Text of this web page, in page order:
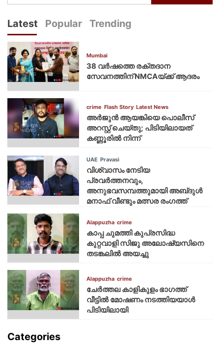
Latest Popular Trending
Mumbai
38 വർഷത്തെ രക്തദാന
സേവനത്തിന് NMCAയ്ക്ക് ആദരം
crime Flash Story Latest News
അർജുൻ ആയങ്കിയെ പൊലീസ്
അറസ്റ്റ് ചെയ്‌തു; പിടിയിലായത്
കണ്ണൂരിൽ നിന്ന്
UAE Pravasi
വിശ്വാസം നേടിയ
പ്രവർത്തനവും,
അനുഭവസമ്പത്തുമായി അബ്‌ദുൾ
മനാഫ് വീണ്ടും മത്സര രംഗത്ത്
Alappuzha crime
കാപ്പ ചുമത്തി കുപ്രസിദ്ധ
കുറ്റവാളി സിജു അലോഷ്യസിനെ
തടങ്കലിൽ അയച്ചു
Alappuzha crime
ചേർത്തല കാളികുളം ഭാഗത്ത്
വീട്ടിൽ മോഷണം നടത്തിയയാൾ
പിടിയിലായി
Categories